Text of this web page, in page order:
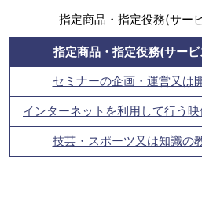
指定商品・指定役務(サー
指定商品・指定役務(サー
セミナーの企画・運営又は
インターネットを利用して行う
技芸・スポーツ又は知識の